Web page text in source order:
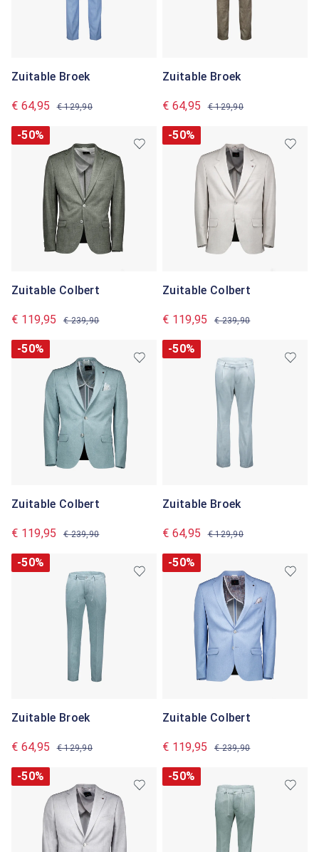
Zuitable Broek
€ 64,95 € 129,90
Zuitable Broek
€ 64,95 € 129,90
-50%
Zuitable Colbert
€ 119,95 € 239,90
-50%
Zuitable Colbert
€ 119,95 € 239,90
-50%
Zuitable Colbert
€ 119,95 € 239,90
-50%
Zuitable Broek
€ 64,95 € 129,90
-50%
Zuitable Broek
€ 64,95 € 129,90
-50%
Zuitable Colbert
€ 119,95 € 239,90
-50% -50%